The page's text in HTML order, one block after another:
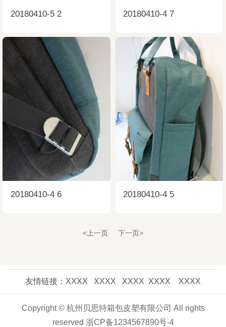
20180410-5 2 20180410-4 7
20180410-4 6 20180410-4 5
<上一页 下一页>
友情链接：XXXX XXXX XXXX XXXX XXXX
Copyright © 杭州贝思特箱包皮塑有限公司 All rights
reserved 浙CP备1234567890号-4